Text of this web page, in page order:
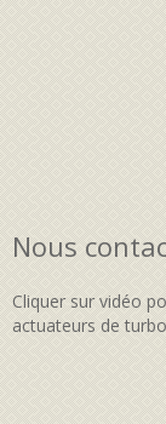
Nous
Cliquer sur vidéo
actuateurs de turbo